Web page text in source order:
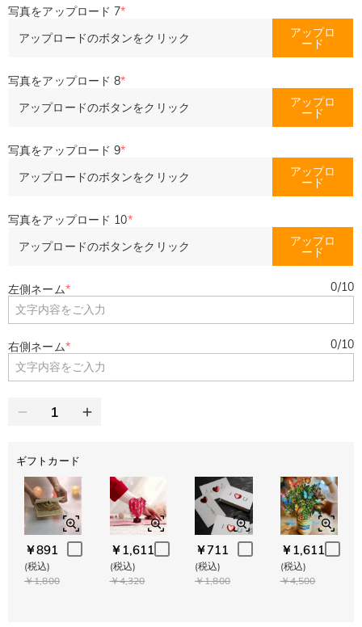
写真をアップロード 7*
アップロードのボタンをクリック
アップロ
ード
写真をアップロード 8*
アップロードのボタンをクリック
アップロ
ード
写真をアップロード 9*
アップロードのボタンをクリック
アップロ
ード
写真をアップロード 10*
アップロードのボタンをクリック
アップロ
ード
左側ネーム* 0/10
右側ネーム* 0/10
ギフトカード
￥891
(税込)
￥1,800
￥1,611
(税込)
￥4,320
￥711
(税込)
￥1,800
￥1,611
(税込)
￥4,500